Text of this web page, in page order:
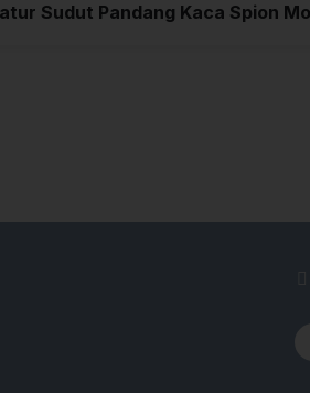
Sudut Pandang Kaca Spion